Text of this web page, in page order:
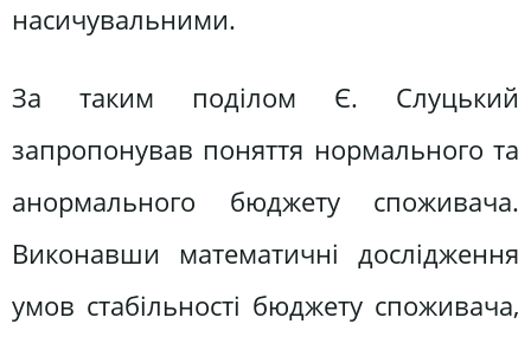
насичувальними.
За таким поділом Є. Слуцький
запропонував поняття нормального та
анормального бюджету споживача.
Виконавши математичні дослідження
умов стабільності бюджету споживача,